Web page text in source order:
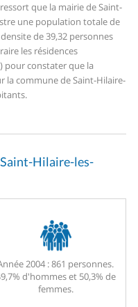
que la mairie de Saint-
une population totale de
de 39,32 personnes
les résidences
pour constater que la
la commune de Saint-Hilaire-
Hilaire-les-
2004 :861 personnes.
d'hommes et 50,3% de
femmes.